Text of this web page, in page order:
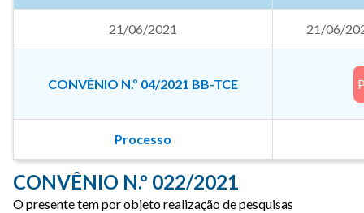
21/06/2021 21/06/
CONVÊNIO N.º 04/2021 BB-TCE
Processo
CONVÊNIO N.º 022/2021
O presente tem por objeto realização de pesquisas